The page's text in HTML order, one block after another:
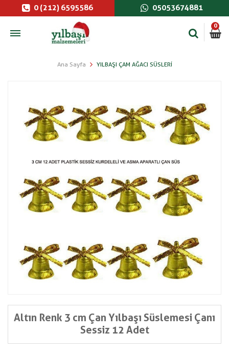
0 (212) 6595586 05053674881
0
Ana Sayfa YILBAŞI ÇAM AĞACI SÜSLERI
Altın Renk 3 cm Çan Yılbaşı Süslemesi Çanı
Sessiz 12 Adet